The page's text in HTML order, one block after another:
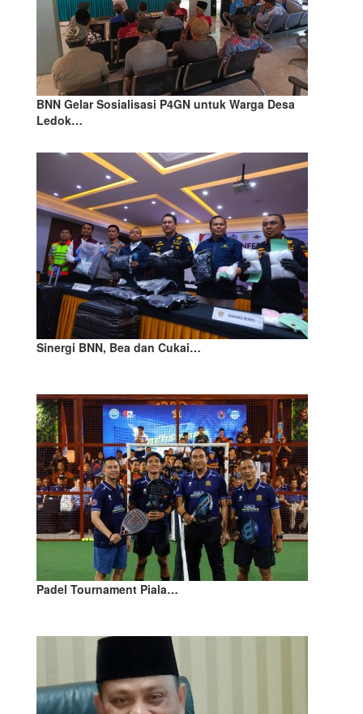
BNN Gelar Sosialisasi P4GN untuk Warga Desa
Ledok…
Sinergi BNN, Bea dan Cukai…
Padel Tournament Piala…